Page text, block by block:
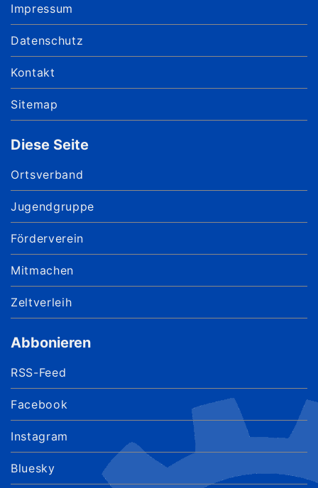
Impressum
Datenschutz
Kontakt
Sitemap
Diese Seite
Ortsverband
Jugendgruppe
Förderverein
Mitmachen
Zeltverleih
Abbonieren
RSS-Feed
Facebook
Instagram
Bluesky